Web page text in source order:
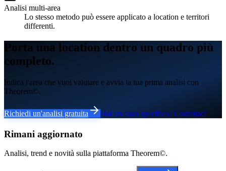
Analisi multi-area
Lo stesso metodo può essere applicato a location e territori
differenti.
Porta una location dentro un quadro più
completo.
Indica l'area che vuoi valutare e avvia la tua prima analisi con
Theorem©.
Richiedi un'analisi gratuita Hai un caso specifico? Contattaci
Rimani aggiornato
Analisi, trend e novità sulla piattaforma Theorem©.